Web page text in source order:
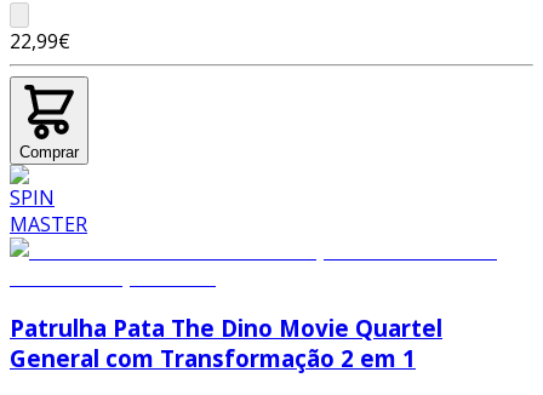
22,99€
Comprar
Patrulha Pata The Dino Movie Quartel
General com Transformação 2 em 1